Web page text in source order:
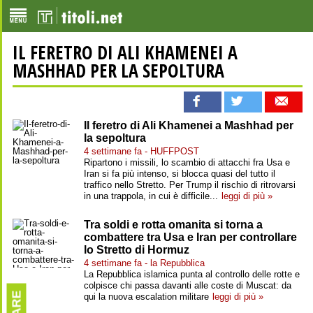
IL FERETRO DI ALI KHAMENEI A
MASHHAD PER LA SEPOLTURA
Il feretro di Ali Khamenei a Mashhad per
la sepoltura
4 settimane fa - HUFFPOST
Ripartono i missili, lo scambio di attacchi fra Usa e
Iran si fa più intenso, si blocca quasi del tutto il
traffico nello Stretto. Per Trump il rischio di ritrovarsi
in una trappola, in cui è difficile... leggi di più »
Tra soldi e rotta omanita si torna a
combattere tra Usa e Iran per controllare
lo Stretto di Hormuz
4 settimane fa - la Repubblica
La Repubblica islamica punta al controllo delle rotte e
colpisce chi passa davanti alle coste di Muscat: da
qui la nuova escalation militare leggi di più »